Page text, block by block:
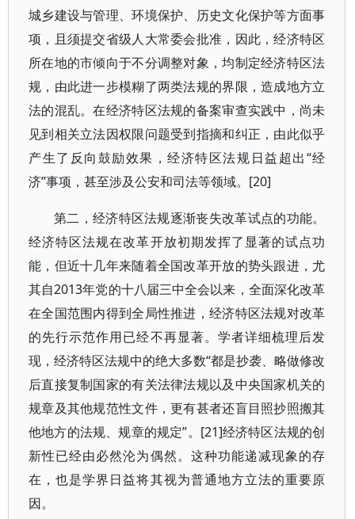
城乡建设与管理、环境保护、历史文化保护等方面事
项，且须提交省级人大常委会批准，因此，经济特区
所在地的市倾向于不分调整对象，均制定经济特区法
规，由此进一步模糊了两类法规的界限，造成地方立
法的混乱。在经济特区法规的备案审查实践中，尚未
见到相关立法因权限问题受到指摘和纠正，由此似乎
产生了反向鼓励效果，经济特区法规日益超出“经
济”事项，甚至涉及公安和司法等领域。[20]
第二，经济特区法规逐渐丧失改革试点的功能。
经济特区法规在改革开放初期发挥了显著的试点功
能，但近十几年来随着全国改革开放的势头跟进，尤
其自2013年党的十八届三中全会以来，全面深化改革
在全国范围内得到全局性推进，经济特区法规对改革
的先行示范作用已经不再显著。学者详细梳理后发
现，经济特区法规中的绝大多数“都是抄袭、略做修改
后直接复制国家的有关法律法规以及中央国家机关的
规章及其他规范性文件，更有甚者还盲目照抄照搬其
他地方的法规、规章的规定”。[21]经济特区法规的创
新性已经由必然沦为偶然。这种功能递减现象的存
在，也是学界日益将其视为普通地方立法的重要原
因。